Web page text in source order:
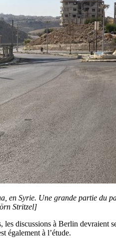
en Syrie. Une grande partie du
Stritzel]
les discussions à Berlin devraient
également à l’étude.